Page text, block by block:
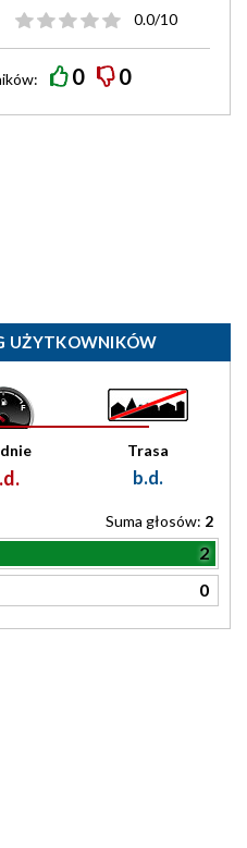
0.0/10
0 0
UŻYTKOWNIKÓW
Trasa
b.d.
Suma głosów: 2
2
0